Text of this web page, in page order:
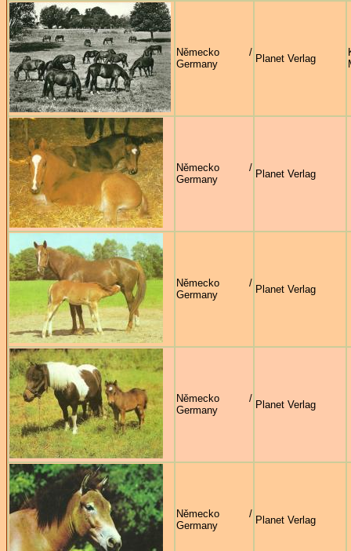
Německo /
Germany
Planet Verlag
Německo /
Germany
Planet Verlag
Německo /
Germany
Planet Verlag
Německo /
Germany
Planet Verlag
Německo /
Germany
Planet Verlag